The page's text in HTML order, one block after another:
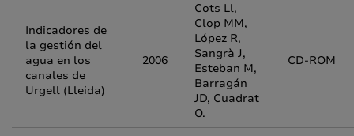
Indicadores de
la gestión del
agua en los
canales de
Urgell (Lleida)
2006
Cots Ll,
Clop MM,
López R,
Sangrà J,
Esteban M,
Barragán
JD, Cuadrat
O.
CD-ROM